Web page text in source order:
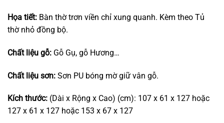
Họa tiết: Bàn thờ trơn viền chỉ xung quanh. Kèm theo Tủ
thờ nhỏ đồng bộ.
Chất liệu gỗ: Gỗ Gụ, gỗ Hương…
Chất liệu sơn: Sơn PU bóng mờ giữ vân gỗ.
Kích thước: (Dài x Rộng x Cao) (cm): 107 x 61 x 127 hoặc
127 x 61 x 127 hoặc 153 x 67 x 127